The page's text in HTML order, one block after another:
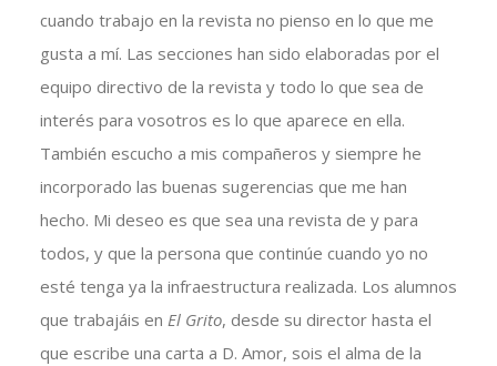
cuando trabajo en la revista no pienso en lo que me
gusta a mí. Las secciones han sido elaboradas por el
equipo directivo de la revista y todo lo que sea de
interés para vosotros es lo que aparece en ella.
También escucho a mis compañeros y siempre he
incorporado las buenas sugerencias que me han
hecho. Mi deseo es que sea una revista de y para
todos, y que la persona que continúe cuando yo no
esté tenga ya la infraestructura realizada. Los alumnos
que trabajáis en El Grito, desde su director hasta el
que escribe una carta a D. Amor, sois el alma de la